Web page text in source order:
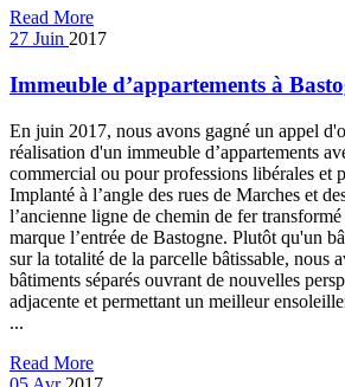
Read More
27 Juin 2017
Immeuble d’appartements à
En juin 2017, nous avons gagné un appel
réalisation d'un immeuble d’appartements
commercial ou pour professions libérales et
Implanté à l’angle des rues de Marches et
l’ancienne ligne de chemin de fer
marque l’entrée de Bastogne. Plutôt qu'un
sur la totalité de la parcelle bâtissable, nous
bâtiments séparés ouvrant de nouvelles
adjacente et permettant un meilleur
...
Read More